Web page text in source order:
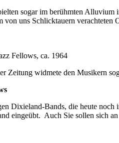
sogar im berühmten Alluvium
von uns Schlicktauern
Fellows, ca. 1964
Zeitung widmete den Musikern
Dixieland-Bands, die heute noch
eingeübt. Auch Sie sollen sich